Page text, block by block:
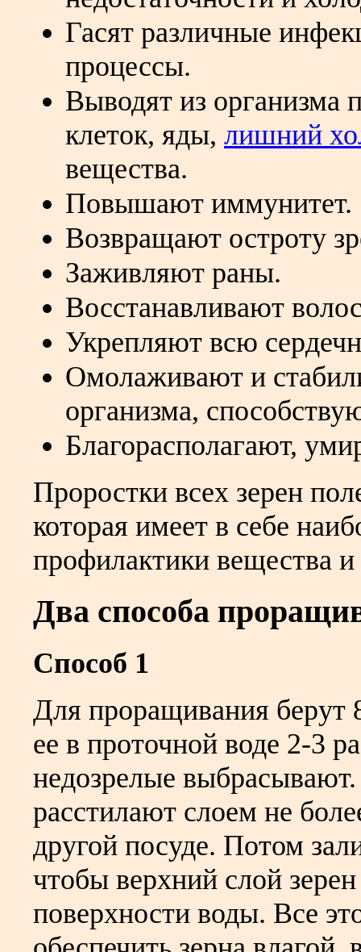
Гасят различные
процессы.
Выводят из организма
клеток, яды, лишний
вещества.
Повышают иммунитет.
Возвращают остроту
Заживляют раны.
Восстанавливают
Укрепляют всю
Омолаживают и
организма,
Благорасполагают,
Проростки всех зерен
которая имеет в себе
профилактики вещества
Два способа
Способ 1
Для проращивания
ее в проточной воде 2-3
недозрелые
расстилают слоем не
другой посуде. Потом
чтобы верхний слой
поверхности воды. Все